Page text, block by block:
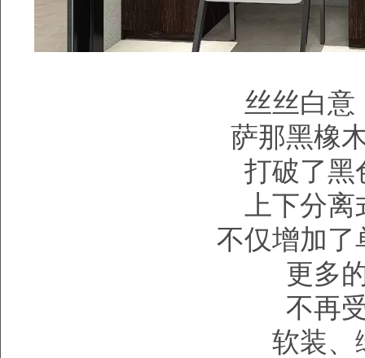
丝丝白意
萨那黑橡
打破了黑
上下分
不仅增加了
更多
不再
软装、